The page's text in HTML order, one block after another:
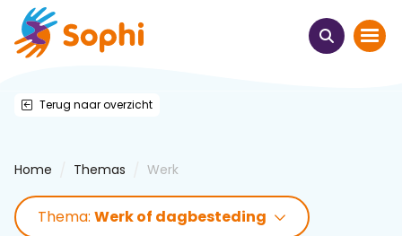
Thema's
Uit het hart
Terug naar overzicht
Home Themas Werk
Thema: Werk of dagbesteding